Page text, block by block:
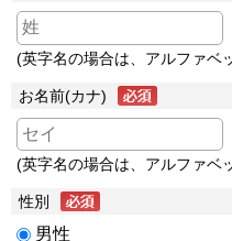
(英字名の場合は、アルファベ
お名前(カナ)
(英字名の場合は、アルファベ
性別
男性